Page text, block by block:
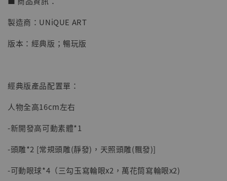
NT$ 5,580
製造商：UNiQUE ART
版本：經典版；暢玩版
經典版產品配置單：
人物全高16cm左右
-新開發高可動素體*1
-頭雕*2 [常規頭雕(靜發)，天照頭雕(飄發)]
-可動眼球*4（三勾玉寫輪眼x2，萬花筒寫輪眼x2)